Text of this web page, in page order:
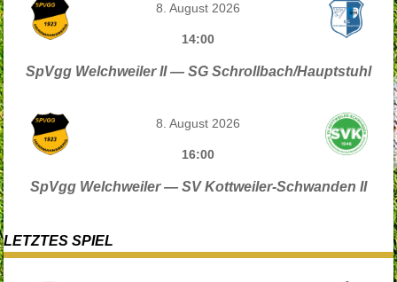
8. August 2026
14:00
SpVgg Welchweiler II — SG Schrollbach/Hauptstuhl
8. August 2026
16:00
SpVgg Welchweiler — SV Kottweiler-Schwanden II
LETZTES SPIEL